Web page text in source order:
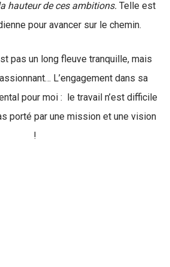
hauteur de ces ambitions. Telle est
pour avancer sur le chemin.
pas un long fleuve tranquille, mais
L’engagement dans sa
pour moi : le travail n’est difficile
porté par une mission et une vision
!